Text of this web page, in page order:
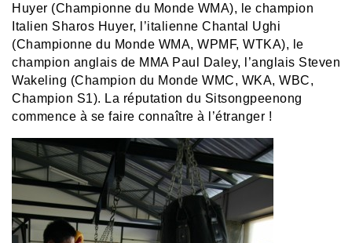
Huyer (Championne du Monde WMA), le champion
Italien Sharos Huyer, l’italienne Chantal Ughi
(Championne du Monde WMA, WPMF, WTKA), le
champion anglais de MMA Paul Daley, l’anglais Steven
Wakeling (Champion du Monde WMC, WKA, WBC,
Champion S1). La réputation du Sitsongpeenong
commence à se faire connaître à l’étranger !